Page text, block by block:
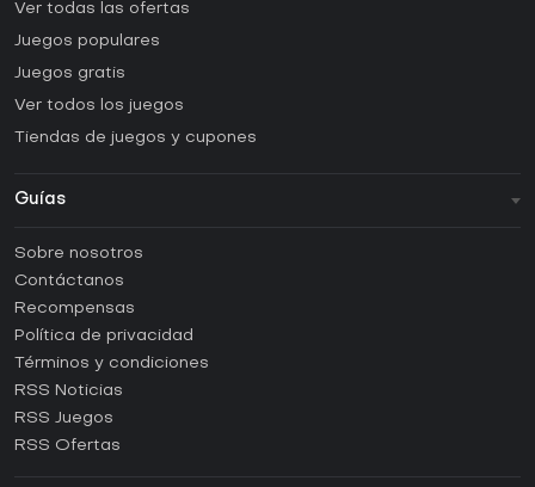
Ver todas las ofertas
Juegos populares
Juegos gratis
Ver todos los juegos
Tiendas de juegos y cupones
Guías
Guías y tutoriales
¿Cómo activar una CD Key de Steam?
¿Cómo activar una CD Key de Epic Games?
¿Cómo activar una CD Key de GOG?
¿Cómo activar una CD Key de Ubisoft Connect?
Sobre nosotros
Contáctanos
Recompensas
Política de privacidad
Términos y condiciones
RSS Noticias
RSS Juegos
RSS Ofertas